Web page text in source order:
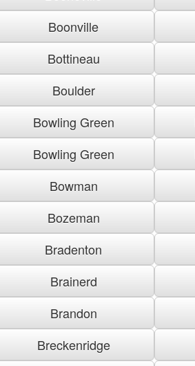
Boonville
Bottineau
Boulder
Bowling Green
Bowling Green
Bowman
Bozeman
Bradenton
Brainerd
Brandon
Breckenridge